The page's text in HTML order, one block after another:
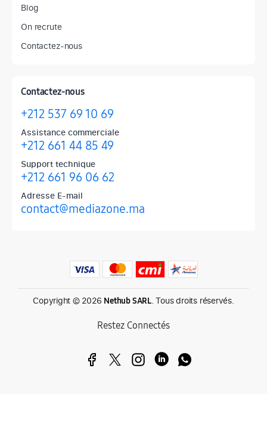
Blog
On recrute
Contactez-nous
Contactez-nous
+212 537 69 10 69
Assistance commerciale
+212 661 44 85 49
Support technique
+212 661 96 06 62
Adresse E-mail
contact@mediazone.ma
Produits phares chez Mediazone
Retrouvez chez Mediazone les références incontournables :
Copyright © 2026 Nethub SARL. Tous droits réservés.
Restez Connectés